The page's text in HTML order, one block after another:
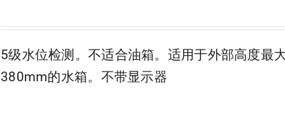
5级水位检测。不适合油箱。适用于外部高度最
380mm的水箱。不带显示器